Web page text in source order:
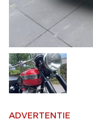
ADVERTENTIE